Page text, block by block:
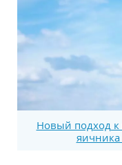
Новый подход к